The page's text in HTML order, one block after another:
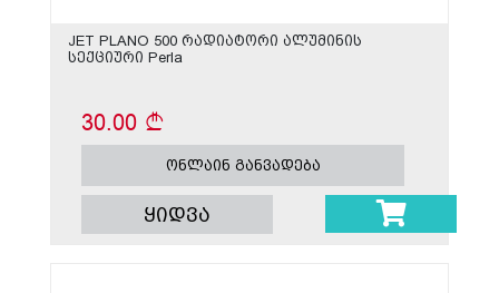
JET PLANO 500 რადიატორი ალუმინის
სექციური Perla
30.00
ონლაინ განვადება
ყიდვა